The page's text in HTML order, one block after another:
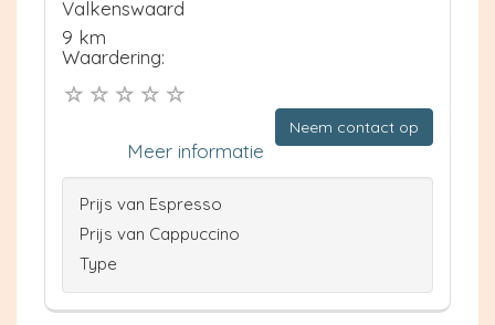
Valkenswaard
9 km
Waardering:
Neem contact op
Meer informatie
Prijs van Espresso
Prijs van Cappuccino
Type